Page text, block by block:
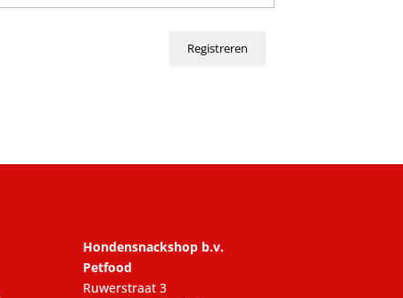
Registreren
Hondensnackshop b.v.
Petfood
Ruwerstraat 3